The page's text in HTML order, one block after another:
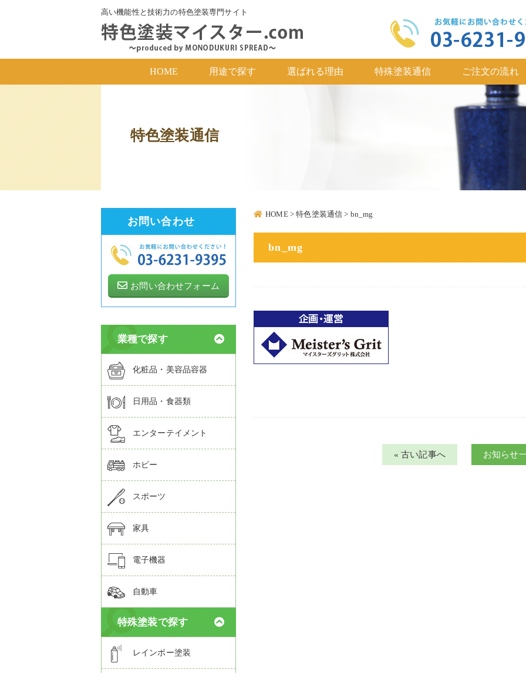
高い機能性と技術力の特色塗装専門サイト
HOME 用途で探す 選ばれる理由 特殊塗装通信 ご注文の流れ
特色塗装通信
HOME>特色塗装通信 > bn_mg
bn_mg
« 古い記事へ お知らせ
お問い合わせ
お問い合わせフォーム
業種で探す
化粧品・美容品容器
日用品・食器類
エンターテイメント
ホビー
スポーツ
家具
電子機器
自動車
特殊塗装で探す
レインボー塗装